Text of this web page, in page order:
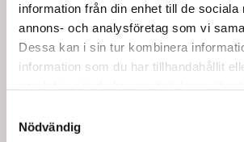
information från din enhet till de sociala
annons- och analysföretag som vi
Dessa kan i sin tur kombinera
information som du har tillhandahållit
Nödvändig
Lägg i
varukorg